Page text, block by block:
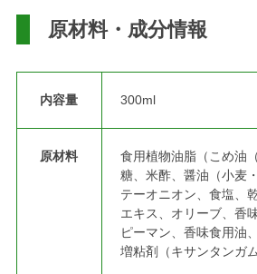
原材料・成分情報
内容量 300ml
原材料
食用植物油脂（こめ油
糖、米酢、醤油（小麦
テーオニオン、食塩、
エキス、オリーブ、香
ピーマン、香味食用油
増粘剤（キサンタンガム